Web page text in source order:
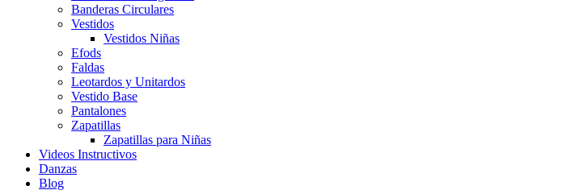
Banderas Circulares
Vestidos
Vestidos Niñas
Efods
Faldas
Leotardos y Unitardos
Vestido Base
Pantalones
Zapatillas
Zapatillas para Niñas
Videos Instructivos
Danzas
Blog